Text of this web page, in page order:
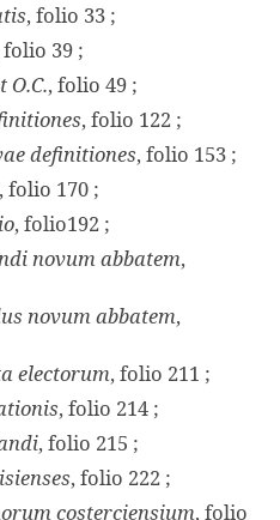
, folio 33 ;
folio 39 ;
O.C., folio 49 ;
, folio 122 ;
definitiones, folio 153 ;
, folio 170 ;
, folio192 ;
novum abbatem,
novum abbatem,
electorum, folio 211 ;
, folio 214 ;
, folio 215 ;
, folio 222 ;
costerciensium, folio